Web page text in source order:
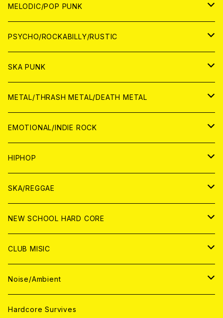
アナログ
CD
WORLD
アナログ
CD
MELODIC/POP PUNK
JAPAN
CD
ANALOG
WORLD
CD
ANALOG
PSYCHO/ROCKABILLY/RUSTIC
JAPAN
CD
ANALOG
WORLD
CD
ANALOG
SKA PUNK
JAPAN
CD
ANALOG
WORLD
CD
ANALOG
METAL/THRASH METAL/DEATH METAL
JAPAN
CD
ANALOG
WORLD
ANALOG
CD
EMOTIONAL/INDIE ROCK
JAPAN
CD
ANALOG
WORLD
CD
ANALOG
HIPHOP
JAPAN
CD
ANALOG
WORLD
CD
ANALOG
SKA/REGGAE
JAPAN
CD
ANALOG
WORLD
CD
ANALOG
NEW SCHOOL HARD CORE
JAPAN
CD
ANALOG
WORLD
CD
CLUB MISIC
JAPAN
CD
WORLD
Noise/Ambient
JAPAN
Hardcore Survives